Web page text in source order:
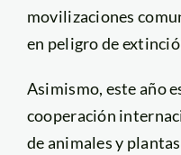
movilizaciones
en peligro de
Asimismo, este año
cooperación
de animales y